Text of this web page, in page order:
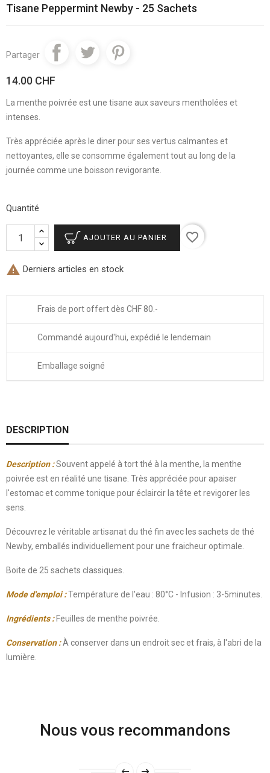
Tisane Peppermint Newby - 25 Sachets
Partager
14.00 CHF
La menthe poivrée est une tisane aux saveurs mentholées et
intenses.
Très appréciée après le diner pour ses vertus calmantes et
nettoyantes, elle se consomme également tout au long de la
journée comme une boisson revigorante.
Quantité
AJOUTER AU PANIER favorite_border
 Derniers articles en stock
Frais de port offert dès CHF 80.-
Commandé aujourd'hui, expédié le lendemain
Emballage soigné
DESCRIPTION
Description :Souvent appelé à tort thé à la menthe, la menthe
poivrée est en réalité une tisane. Très appréciée pour apaiser
l'estomac et comme tonique pour éclaircir la tête et revigorer les
sens.
Découvrez le véritable artisanat du thé fin avec les sachets de thé
Newby, emballés individuellement pour une fraicheur optimale.
Boite de 25 sachets classiques.
Mode d'emploi :Température de l'eau : 80°C - Infusion : 3-5minutes.
Ingrédients : Feuilles de menthe poivrée.
Conservation :À conserver dans un endroit sec et frais, à l'abri de la
lumière.
Nous vous recommandons